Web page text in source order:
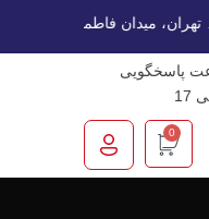
📍 تهران، میدانماریا
پاسخگویی
0